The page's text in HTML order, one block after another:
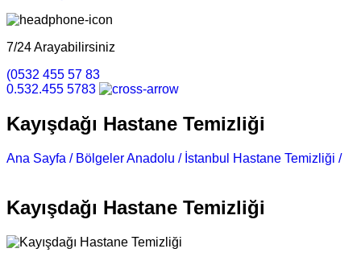
7/24 Arayabilirsiniz
(0532 455 57 83
0.532.455 5783
Kayışdağı Hastane Temizliği
Ana Sayfa / Bölgeler Anadolu / İstanbul Hastane Temizliği /
Kayışdağı Hastane Temizliği